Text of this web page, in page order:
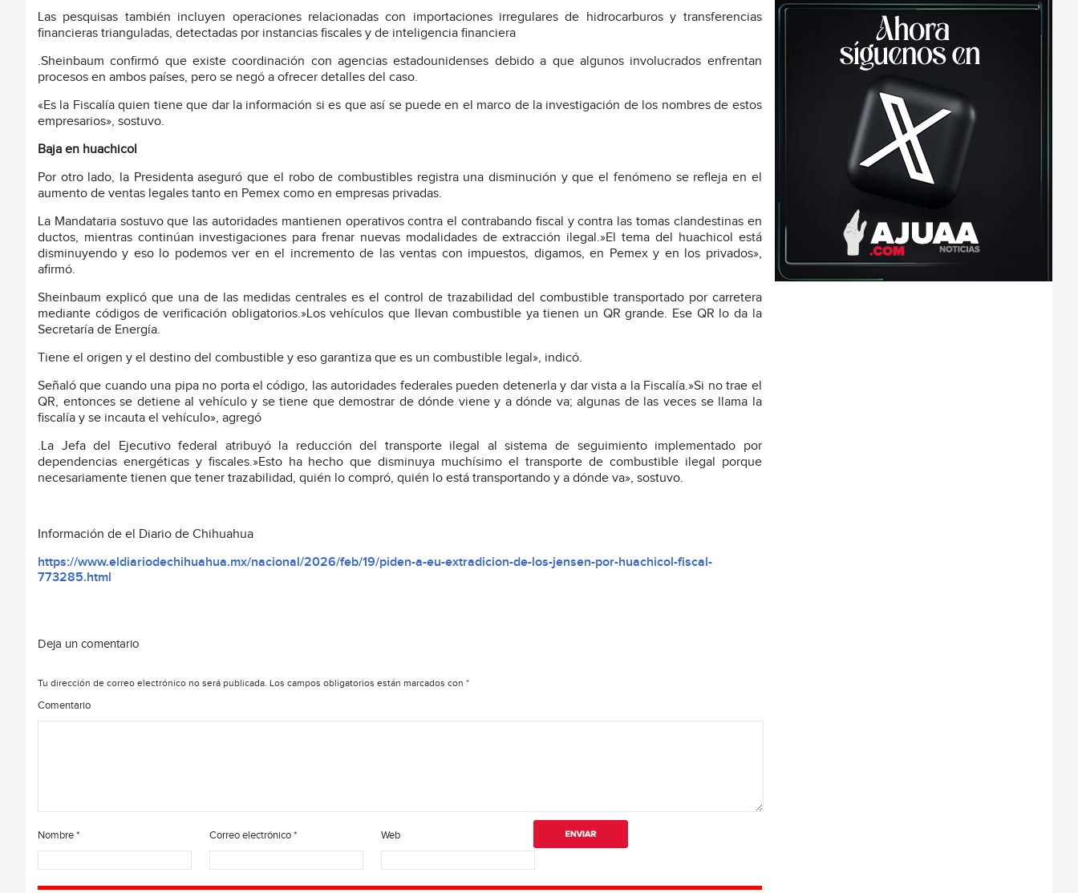
Las pesquisas también incluyen operaciones relacionadas con importaciones irregulares de hidrocarburos y transferencias
financieras trianguladas, detectadas por instancias fiscales y de inteligencia financiera
.Sheinbaum confirmó que existe coordinación con agencias estadounidenses debido a que algunos involucrados enfrentan
procesos en ambos países, pero se negó a ofrecer detalles del caso.
«Es la Fiscalía quien tiene que dar la información si es que así se puede en el marco de la investigación de los nombres de estos
empresarios», sostuvo.
Baja en huachicol
Por otro lado, la Presidenta aseguró que el robo de combustibles registra una disminución y que el fenómeno se refleja en el
aumento de ventas legales tanto en Pemex como en empresas privadas.
La Mandataria sostuvo que las autoridades mantienen operativos contra el contrabando fiscal y contra las tomas clandestinas en
ductos, mientras continúan investigaciones para frenar nuevas modalidades de extracción ilegal.»El tema del huachicol está
disminuyendo y eso lo podemos ver en el incremento de las ventas con impuestos, digamos, en Pemex y en los privados»,
afirmó.
Sheinbaum explicó que una de las medidas centrales es el control de trazabilidad del combustible transportado por carretera
mediante códigos de verificación obligatorios.»Los vehículos que llevan combustible ya tienen un QR grande. Ese QR lo da la
Secretaría de Energía.
Tiene el origen y el destino del combustible y eso garantiza que es un combustible legal», indicó.
Señaló que cuando una pipa no porta el código, las autoridades federales pueden detenerla y dar vista a la Fiscalía.»Si no trae el
QR, entonces se detiene al vehículo y se tiene que demostrar de dónde viene y a dónde va; algunas de las veces se llama la
fiscalía y se incauta el vehículo», agregó
.La Jefa del Ejecutivo federal atribuyó la reducción del transporte ilegal al sistema de seguimiento implementado por
dependencias energéticas y fiscales.»Esto ha hecho que disminuya muchísimo el transporte de combustible ilegal porque
necesariamente tienen que tener trazabilidad, quién lo compró, quién lo está transportando y a dónde va», sostuvo.
Información de el Diario de Chihuahua
https://www.eldiariodechihuahua.mx/nacional/2026/feb/19/piden-a-eu-extradicion-de-los-jensen-por-huachicol-fiscal-
773285.html
Deja un comentario
Tu dirección de correo electrónico no será publicada. Los campos obligatorios están marcados con *
Comentario
Nombre* Correo electrónico* Web